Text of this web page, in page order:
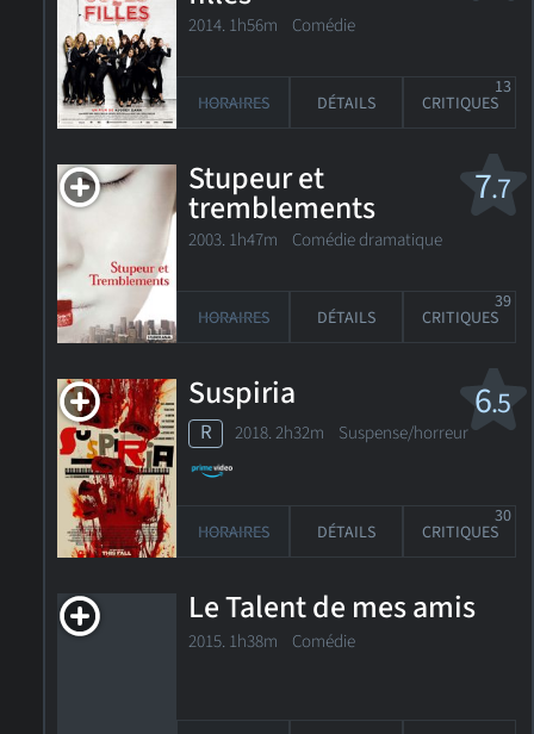
2014. 1h56m Comédie
HORAIRES DÉTAILS CRITIQUES
13
7.7
Stupeur et
tremblements
2003. 1h47m Comédie dramatique
HORAIRES DÉTAILS CRITIQUES
39
6.5
Suspiria
R 2018. 2h32m Suspense/horreur
HORAIRES DÉTAILS CRITIQUES
30
Le Talent de mes amis
2015. 1h38m Comédie